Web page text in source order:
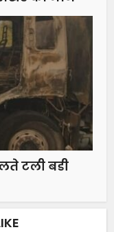
टली बडी